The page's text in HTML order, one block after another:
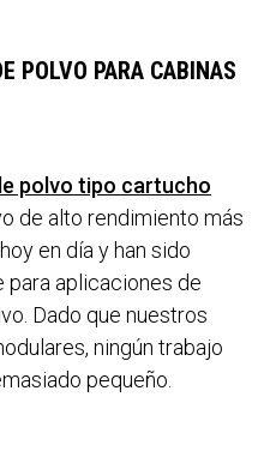
POLVO PARA CABINAS
polvo tipo cartucho
de alto rendimiento más
en día y han sido
aplicaciones de
Dado que nuestros
ningún trabajo
pequeño.